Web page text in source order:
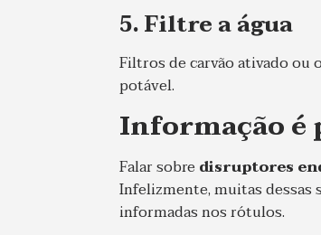
5. Filtre a água
Filtros de carvão ativado ou
potável.
Informação é
Falar sobre disruptores
Infelizmente, muitas dessas
informadas nos rótulos.